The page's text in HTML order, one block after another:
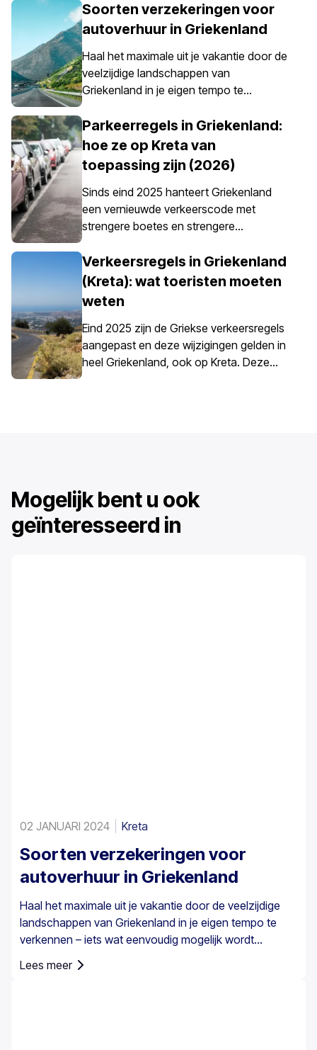
Soorten verzekeringen voor
autoverhuur in Griekenland
Haal het maximale uit je vakantie door de
veelzijdige landschappen van
Griekenland in je eigen tempo te
wordt gemaakt met een huurauto. Het is
echter belangrijk om te weten dat een
autoverzekering in Griekenland niet
alleen een optie is; het is verplicht voor
alle huurauto’s.
Parkeerregels in Griekenland:
hoe ze op Kreta van
toepassing zijn (2026)
Sinds eind 2025 hanteert Griekenland
een vernieuwde verkeerscode met
strengere boetes en strengere
stadscentra, havens, voetgangerszones
en gereguleerde parkeergebieden. De
parkeerregels in Griekenland zijn landelijk
vraagt extra aandacht door de
combinatie van historische centra,
smalle straten, drukke havens en
Verkeersregels in Griekenland
(Kreta): wat toeristen moeten
weten
Eind 2025 zijn de Griekse verkeersregels
aangepast en deze wijzigingen gelden in
heel Griekenland, ook op Kreta. Deze
Mogelijk bent u ook
geïnteresseerd in
02 JANUARI 2024 Kreta
Soorten verzekeringen voor
autoverhuur in Griekenland
Haal het maximale uit je vakantie door de veelzijdige
landschappen van Griekenland in je eigen tempo te
verkennen – iets wat eenvoudig mogelijk wordt
te weten dat een autoverzekering in Griekenland niet
Lees meer